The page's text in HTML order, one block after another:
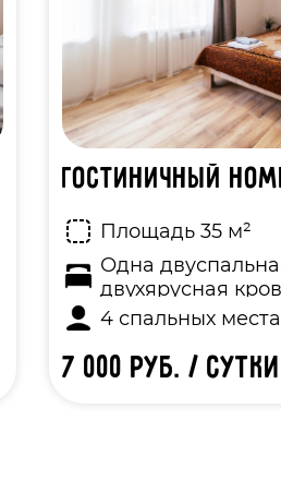
Гостиничный
Площадь 35 м²
Одна
двухярусная
4 спальных места
7 000 руб. / сутки